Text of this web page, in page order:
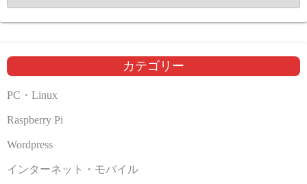
ー
カ
ブ
カテゴリー
PC・Linux
Raspberry Pi
Wordpress
インターネット・モバイル